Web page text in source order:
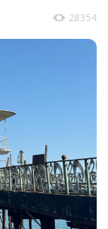
28354